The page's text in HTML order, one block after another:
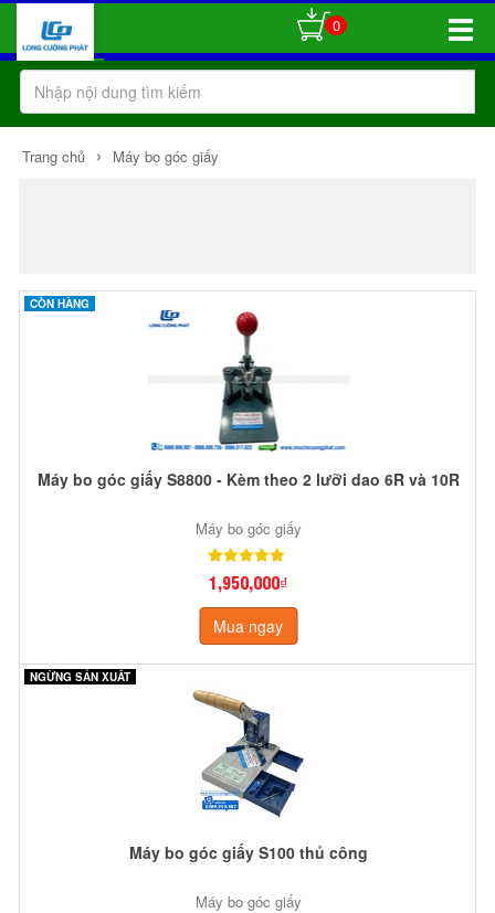
Toggle
0
Trang chủ › Máy bo góc giấy
CÒN HÀNG
Máy bo góc giấy S8800 - Kèm theo 2 lưỡi dao 6R và 10R
Máy bo góc giấy
1,950,000₫
Mua ngay
NGỪNG SẢN XUẤT
Máy bo góc giấy S100 thủ công
Máy bo góc giấy